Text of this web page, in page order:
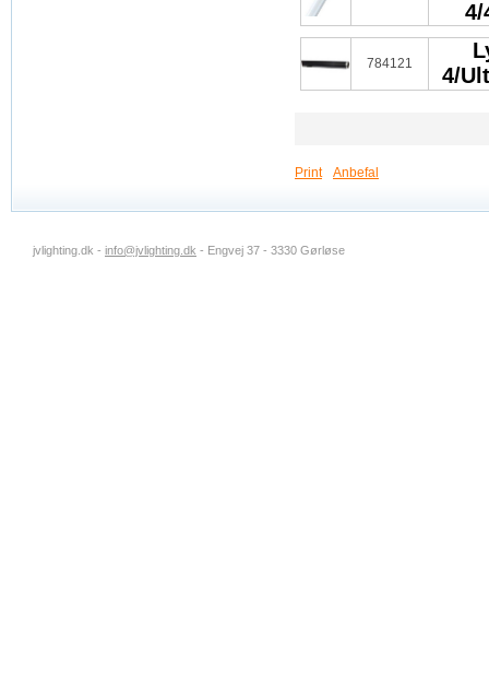
4/
784121
4/
Print Anbefal
jvlighting.dk - info@jvlighting.dk - Engvej 37 - 3330 Gørløse